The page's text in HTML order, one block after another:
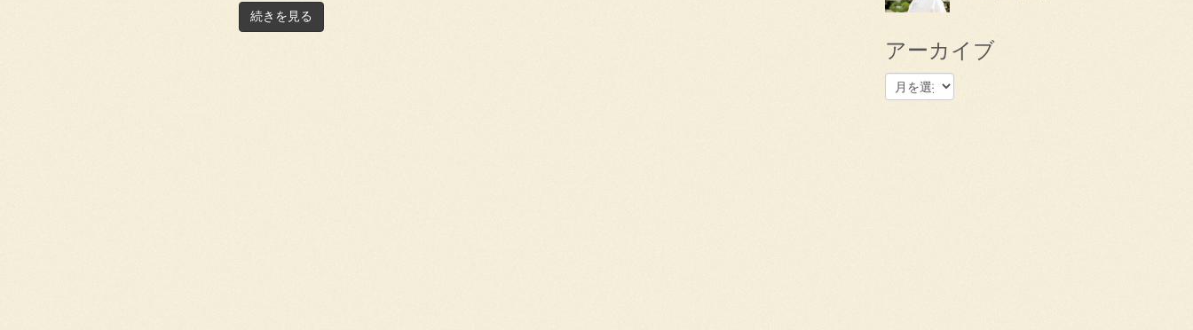
続きを見る
アーカイブ